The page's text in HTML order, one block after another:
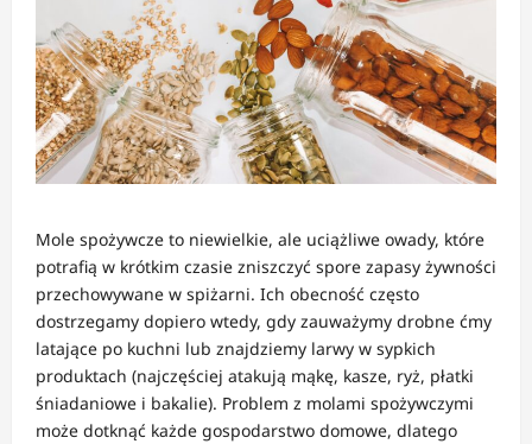
Mole spożywcze to niewielkie, ale uciążliwe owady, które
potrafią w krótkim czasie zniszczyć spore zapasy żywności
przechowywane w spiżarni. Ich obecność często
dostrzegamy dopiero wtedy, gdy zauważymy drobne ćmy
latające po kuchni lub znajdziemy larwy w sypkich
produktach (najczęściej atakują mąkę, kasze, ryż, płatki
śniadaniowe i bakalie). Problem z molami spożywczymi
może dotknąć każde gospodarstwo domowe, dlatego